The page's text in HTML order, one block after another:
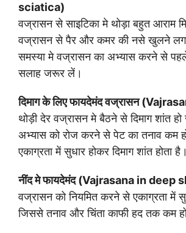
sciatica)
वज्रासन से साइटिका मे थोड़ा बहुत आराम
वज्रासन से पैर और कमर की नसे खुलने
समस्या मे वज्रासन का अभ्यास करने से
सलाह जरूर लें।
दिमाग के लिए फायदेमंद वज्रासन
थोड़ी देर वज्रासन मे बैठने से दिमाग शांत
अभ्यास को रोज करने से पेट का तनाव कम
एकाग्रता में सुधार होकर दिमाग शांत होता है।
नींद मे फायदेमंद (Vajrasana in deep
वज्रासन को नियमित करने से एकाग्रता में
जिससे तनाव और चिंता काफी हद तक कम